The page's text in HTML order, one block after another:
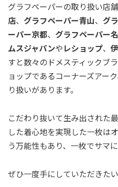
グラフペーパーの取り扱い店舗
店、 グラフペーパー青山、 グ
ーパー京都、 グラフペーパー
ムスジャパンや レショップ、
すと数々のドメスティックブ
ョップであるコーナーズアー
り扱いがあります。
こだわり抜いて生み出された
した着心地を実現した一枚は
う万能性もあり、一枚でサマに
ぜひ一度手にしていただきたい